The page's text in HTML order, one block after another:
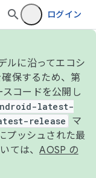
ログイン
ルに沿ってエコシ
保するため、第
コードを公開し
latest-
release
マ
プッシュされた最
ては、AOSP の